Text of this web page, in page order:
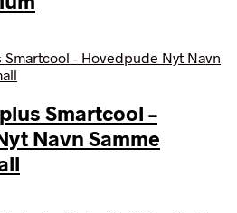
Smartcool –
Navn Samme